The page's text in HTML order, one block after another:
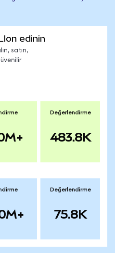
edinin
satın,
Değerlendirme
483.8K
Değerlendirme
75.8K